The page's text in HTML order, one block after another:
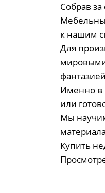
Собрав
к нашим
Для
Именно в
или
Мы
Купить